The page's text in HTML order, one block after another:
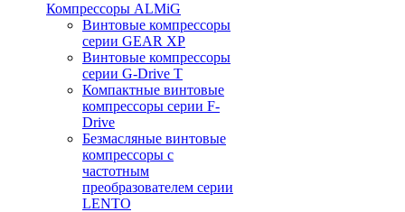
Компрессоры ALMiG
Винтовые компрессоры
серии GEAR XP
Винтовые компрессоры
серии G-Drive T
Компактные винтовые
компрессоры серии F-
Drive
Безмасляные винтовые
компрессоры с
частотным
преобразователем серии
LENTO